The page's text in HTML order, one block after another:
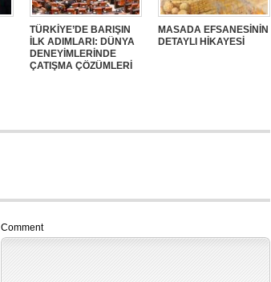
TÜRKİYE’DE BARIŞIN
İLK ADIMLARI: DÜNYA
DENEYİMLERİNDE
ÇATIŞMA ÇÖZÜMLERİ
MASADA EFSANESİNİN
DETAYLI HİKAYESİ
Comment